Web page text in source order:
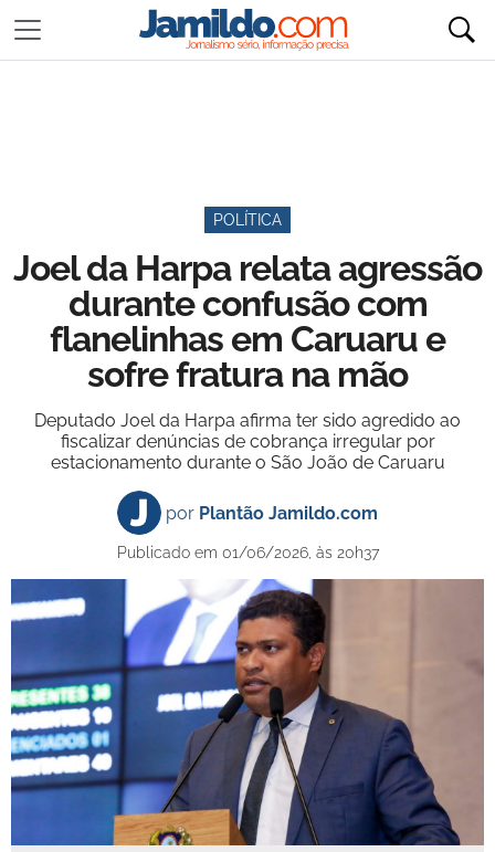
POLÍTICA
Joel da Harpa relata agressão
durante confusão com
flanelinhas em Caruaru e
sofre fratura na mão
Deputado Joel da Harpa afirma ter sido agredido ao
fiscalizar denúncias de cobrança irregular por
estacionamento durante o São João de Caruaru
por Plantão Jamildo.com
Publicado em 01/06/2026, às 20h37